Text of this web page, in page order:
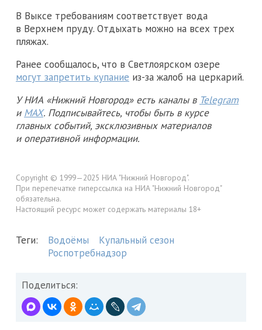
В Выксе требованиям соответствует вода
в Верхнем пруду. Отдыхать можно на всех трех
пляжах.
Ранее сообщалось, что в Светлоярском озере
могут запретить купание из-за жалоб на церкарий.
У НИА «Нижний Новгород» есть каналы в Telegram
и MAX. Подписывайтесь, чтобы быть в курсе
главных событий, эксклюзивных материалов
и оперативной информации.
Copyright © 1999—2025 НИА "Нижний Новгород".
При перепечатке гиперссылка на НИА "Нижний Новгород"
обязательна.
Настоящий ресурс может содержать материалы 18+
Теги: Водоёмы
Купальный сезон
Роспотребнадзор
Поделиться: